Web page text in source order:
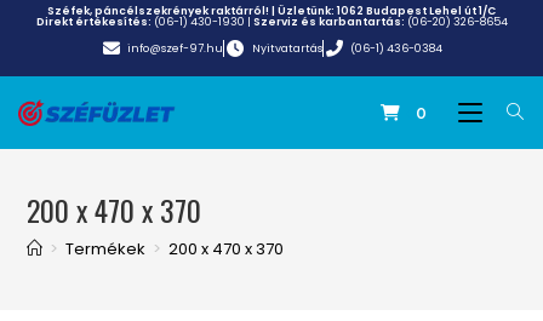
Széfek, páncélszekrények raktárról! | Üzletünk:1062 Budapest Lehel út 1/C
Direkt értékesítés: (06-1) 430-1930 | Szerviz és karbantartás: (06-20) 326-8654
info@szef-97.hu
Nyitvatartás (06-1) 436-0384
0
200 x 470 x 370
> Termékek > 200 x 470 x 370